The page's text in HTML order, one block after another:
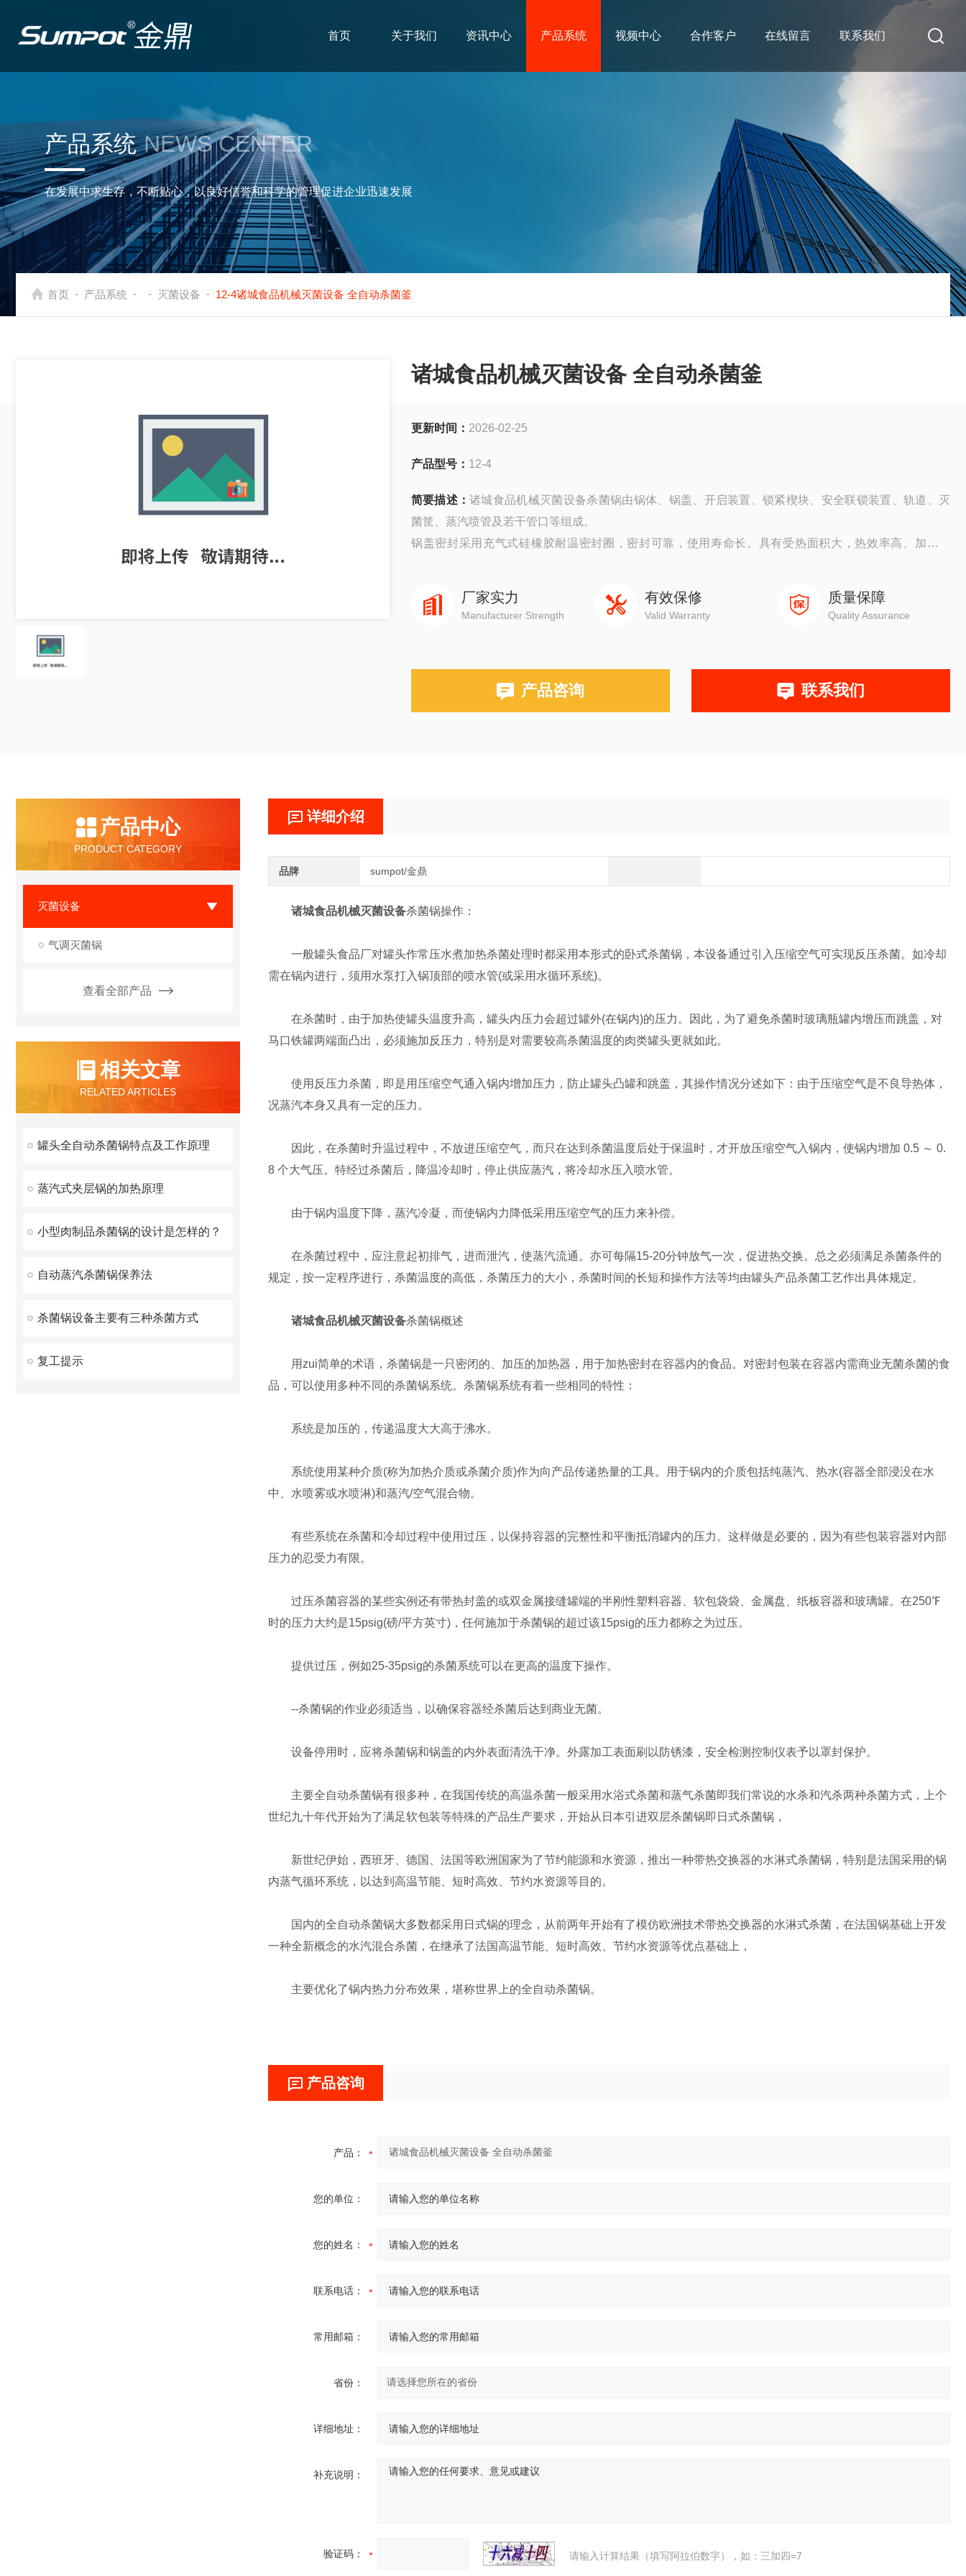
首页 关于我们 资讯中心 产品系统 视频中心 合作客户 在线留言 联系我们
产品系统 NEWS CENTER
在发展中求生存，不断贴心，以良好信誉和科学的管理促进企业迅速发展
首页 - 产品系统 - - 灭菌设备 - 12-4诸城食品机械灭菌设备 全自动杀菌釜
诸城食品机械灭菌设备 全自动杀菌釜
更新时间： 2026-02-25
产品型号： 12-4
简要描述： 诸城食品机械灭菌设备杀菌锅由锅体、锅盖、开启装置、锁紧楔块、安全联锁装置、轨道、灭
菌筐、蒸汽喷管及若干管口等组成。
锅盖密封采用充气式硅橡胶耐温密封圈，密封可靠，使用寿命长。具有受热面积大，热效率高、加热均
厂家实力
Manufacturer Strength
有效保修
Valid Warranty
质量保障
Quality Assurance
产品咨询 联系我们
详细介绍
品牌 sumpot/金鼎
诸城食品机械灭菌设备杀菌锅操作：
一般罐头食品厂对罐头作常压水煮加热杀菌处理时都采用本形式的卧式杀菌锅，本设备通过引入压缩空气可实现反压杀菌。如冷却
需在锅内进行，须用水泵打入锅顶部的喷水管(或采用水循环系统)。
在杀菌时，由于加热使罐头温度升高，罐头内压力会超过罐外(在锅内)的压力。因此，为了避免杀菌时玻璃瓶罐内增压而跳盖，对
马口铁罐两端面凸出，必须施加反压力，特别是对需要较高杀菌温度的肉类罐头更就如此。
使用反压力杀菌，即是用压缩空气通入锅内增加压力，防止罐头凸罐和跳盖，其操作情况分述如下：由于压缩空气是不良导热体，
况蒸汽本身又具有一定的压力。
因此，在杀菌时升温过程中，不放进压缩空气，而只在达到杀菌温度后处于保温时，才开放压缩空气入锅内，使锅内增加 0.5 ～ 0.
8 个大气压。特经过杀菌后，降温冷却时，停止供应蒸汽，将冷却水压入喷水管。
由于锅内温度下降，蒸汽冷凝，而使锅内力降低采用压缩空气的压力来补偿。
在杀菌过程中，应注意起初排气，进而泄汽，使蒸汽流通。亦可每隔15-20分钟放气一次，促进热交换。总之必须满足杀菌条件的
规定，按一定程序进行，杀菌温度的高低，杀菌压力的大小，杀菌时间的长短和操作方法等均由罐头产品杀菌工艺作出具体规定。
诸城食品机械灭菌设备杀菌锅概述
用zui简单的术语，杀菌锅是一只密闭的、加压的加热器，用于加热密封在容器内的食品。对密封包装在容器内需商业无菌杀菌的食
品，可以使用多种不同的杀菌锅系统。杀菌锅系统有着一些相同的特性：
系统是加压的，传递温度大大高于沸水。
系统使用某种介质(称为加热介质或杀菌介质)作为向产品传递热量的工具。用于锅内的介质包括纯蒸汽、热水(容器全部浸没在水
中、水喷雾或水喷淋)和蒸汽/空气混合物。
有些系统在杀菌和冷却过程中使用过压，以保持容器的完整性和平衡抵消罐内的压力。这样做是必要的，因为有些包装容器对内部
压力的忍受力有限。
过压杀菌容器的某些实例还有带热封盖的或双金属接缝罐端的半刚性塑料容器、软包袋袋、金属盘、纸板容器和玻璃罐。在250℉
时的压力大约是15psig(磅/平方英寸)，任何施加于杀菌锅的超过该15psig的压力都称之为过压。
提供过压，例如25-35psig的杀菌系统可以在更高的温度下操作。
--杀菌锅的作业必须适当，以确保容器经杀菌后达到商业无菌。
设备停用时，应将杀菌锅和锅盖的内外表面清洗干净。外露加工表面刷以防锈漆，安全检测控制仪表予以罩封保护。
主要全自动杀菌锅有很多种，在我国传统的高温杀菌一般采用水浴式杀菌和蒸气杀菌即我们常说的水杀和汽杀两种杀菌方式，上个
世纪九十年代开始为了满足软包装等特殊的产品生产要求，开始从日本引进双层杀菌锅即日式杀菌锅，
新世纪伊始，西班牙、德国、法国等欧洲国家为了节约能源和水资源，推出一种带热交换器的水淋式杀菌锅，特别是法国采用的锅
内蒸气循环系统，以达到高温节能、短时高效、节约水资源等目的。
国内的全自动杀菌锅大多数都采用日式锅的理念，从前两年开始有了模仿欧洲技术带热交换器的水淋式杀菌，在法国锅基础上开发
一种全新概念的水汽混合杀菌，在继承了法国高温节能、短时高效、节约水资源等优点基础上，
主要优化了锅内热力分布效果，堪称世界上的全自动杀菌锅。
产品咨询
产品：
您的单位：
您的姓名：
联系电话：
常用邮箱：
省份：
详细地址：
补充说明：
验证码： 请输入计算结果（填写阿拉伯数字），如：三加四=7
产品中心
PRODUCT CATEGORY
灭菌设备
气调灭菌锅
查看全部产品
相关文章
RELATED ARTICLES
罐头全自动杀菌锅特点及工作原理
蒸汽式夹层锅的加热原理
小型肉制品杀菌锅的设计是怎样的？
自动蒸汽杀菌锅保养法
杀菌锅设备主要有三种杀菌方式
复工提示